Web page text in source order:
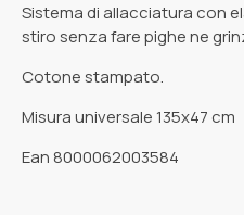
Sistema di allacciatura con
stiro senza fare pighe ne
Cotone stampato.
Misura universale 135x47 cm
Ean 8000062003584